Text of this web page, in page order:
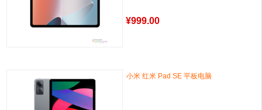
¥999.00
小米 红米 Pad SE 平板电脑